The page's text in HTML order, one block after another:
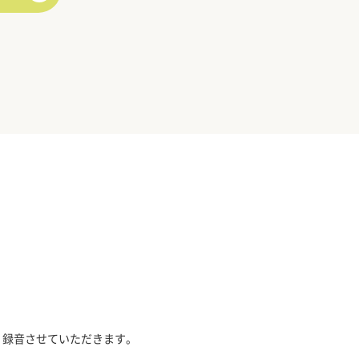
音させていただきます。